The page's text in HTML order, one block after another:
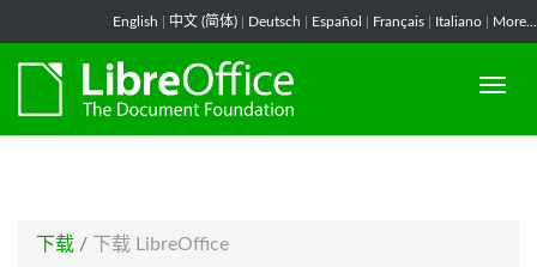
English 中文 (简体) Deutsch Español Français Italiano More...
下载 / 下载 LibreOffice